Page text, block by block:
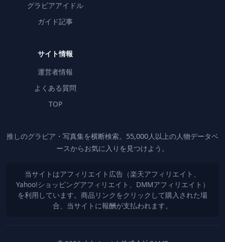
グラビアアイドル
ガイド記事
サイト情報
運営者情報
よくある質問
TOP
推しのグラビア・写真集を横断検索。55,000人以上の人物データベ
ースからお気に入りを見つけよう。
当サイトはアフィリエイト広告（楽天アフィリエイト、
Yahoo!ショッピングアフィリエイト、DMMアフィリエイト）
を利用しています。商品リンクをクリックして購入された場
合、当サイトに報酬が支払われます。